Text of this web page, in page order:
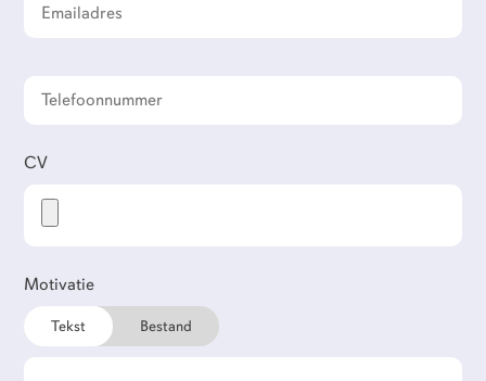
Werkgevers
Flexi-jobbers
CV
Motivatie
Tekst Bestand